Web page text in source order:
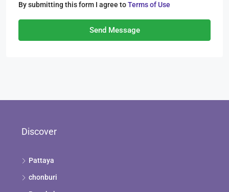
By submitting this form I agree toTerms of Use
Send Message
Discover
Pattaya
chonburi